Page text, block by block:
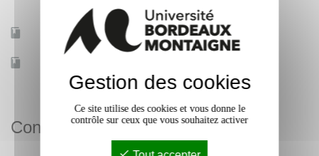
Accessible à distance Non
Contacts
Gestion des cookies
Ce site utilise des cookies et vous donne le
contrôle sur ceux que vous souhaitez activer